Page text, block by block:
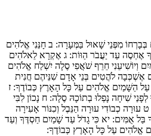
מִפְּנֵי שָׁאוּל בַּמְּעָרָה: ב חָנֵּנִי אֱלֹהִים
אֶחְסֶה עַד יַעֲבֹר הַוּוֹת: ג אֶקְרָא לֵאלֹהִים
וְיוֹשִׁיעֵנִי חֵרֵף שֹׁאֲפִי סֶלָה יִשְׁלַח אֱלֹהִים
אֶשְׁכְּבָה לֹהֲטִים בְּנֵי אָדָם שִׁנֵּיהֶם חֲנִית
עַל הַשָּׁמַיִם אֱלֹהִים עַל כָּל הָאָרֶץ כְּבוֹדֶךָ: ז
שִׁיחָה נָפְלוּ בְתוֹכָהּ סֶלָה: ח נָכוֹן לִבִּי
ט עוּרָה כְבוֹדִי עוּרָה הַנֵּבֶל וְכִנּוֹר אָעִירָה
בַּל אֻמִּים: יא כִּי גָדֹל עַד שָׁמַיִם חַסְדֶּךָ וְעַד
אֱלֹהִים עַל כָּל הָאָרֶץ כְּבוֹדֶךָ: